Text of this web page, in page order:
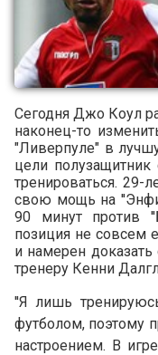
Сегодня Джо Коул
наконец-то
"Ливерпуле" в
цели полузащитник
тренироваться. 29-
свою мощь на
90 минут против
позиция не совсем
и намерен
тренеру Кенни
''Я лишь
футболом, поэтому
настроением. В